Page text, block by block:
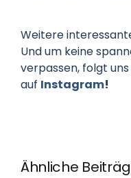
Weitere
Und um keine
verpassen, folgt
auf Instagram!
Ähnliche